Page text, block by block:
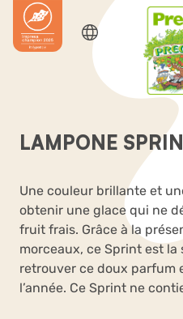
LAMPONE
Une couleur brillante et
obtenir une glace qui ne
fruit frais. Grâce à la
morceaux, ce Sprint est
retrouver ce doux parfum
l’année. Ce Sprint ne